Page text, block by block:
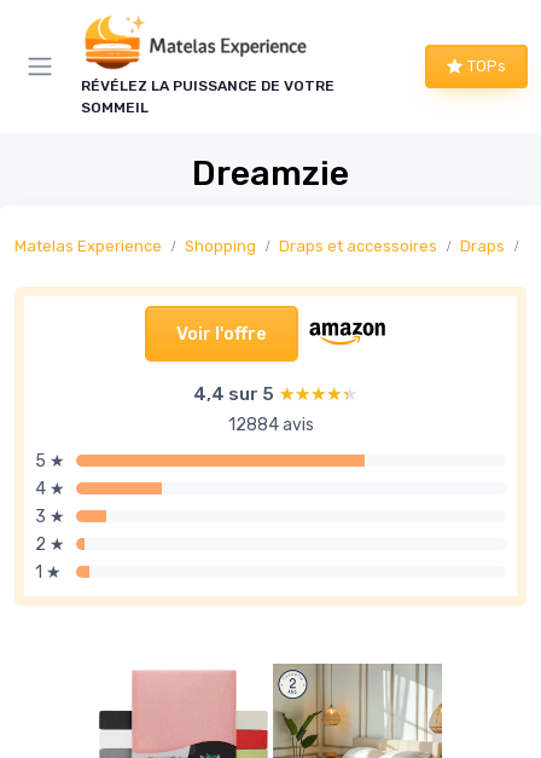
RÉVÉLEZ LA PUISSANCE DE VOTRE
SOMMEIL
TOPs
Dreamzie
Matelas Experience Shopping Draps et accessoires Draps
Voir l'offre
4,4 sur 5 ★★★★★
★★★★★
12884 avis
5 ★
4 ★
3 ★
2 ★
1 ★
* En rejoignant le club, j'accepte de recevoir les emails
de Matelas Experience et les offres de ses partenaires.
Panneau de gestion des cookies